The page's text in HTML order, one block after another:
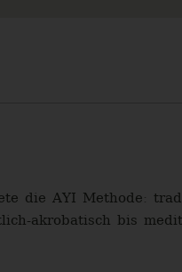
die AYI Methode:
akrobatisch bis